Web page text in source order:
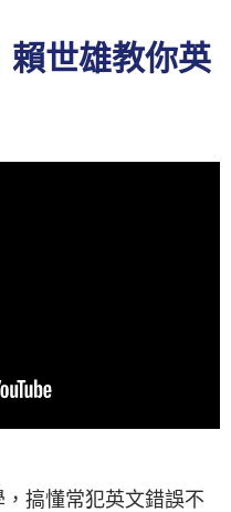
賴世雄教你英
搞懂常犯英文錯誤不